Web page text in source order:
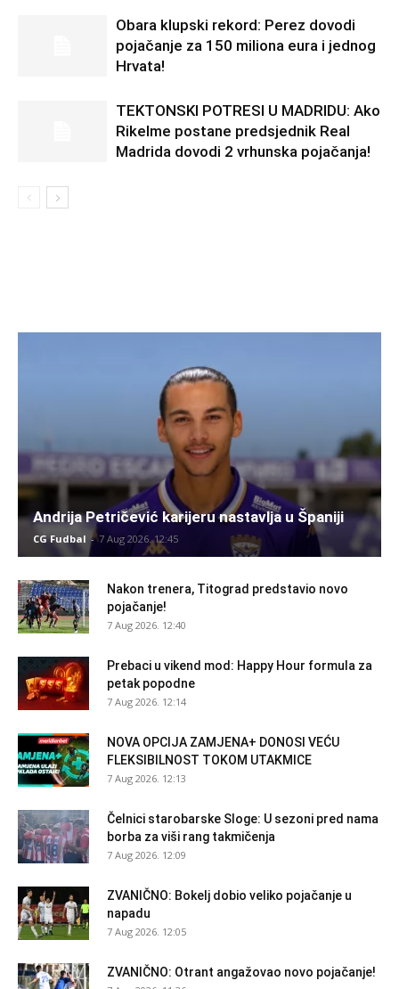
Obara klupski rekord: Perez dovodi
pojačanje za 150 miliona eura i jednog
Hrvata!
TEKTONSKI POTRESI U MADRIDU: Ako
Rikelme postane predsjednik Real
Madrida dovodi 2 vrhunska pojačanja!
Andrija Petričević karijeru nastavlja u Španiji
CG Fudbal - 7 Aug 2026. 12:45
Nakon trenera, Titograd predstavio novo
pojačanje!
7 Aug 2026. 12:40
Prebaci u vikend mod: Happy Hour formula za
petak popodne
7 Aug 2026. 12:14
NOVA OPCIJA ZAMJENA+ DONOSI VEĆU
FLEKSIBILNOST TOKOM UTAKMICE
7 Aug 2026. 12:13
Čelnici starobarske Sloge: U sezoni pred nama
borba za viši rang takmičenja
7 Aug 2026. 12:09
ZVANIČNO: Bokelj dobio veliko pojačanje u
napadu
7 Aug 2026. 12:05
ZVANIČNO: Otrant angažovao novo pojačanje!